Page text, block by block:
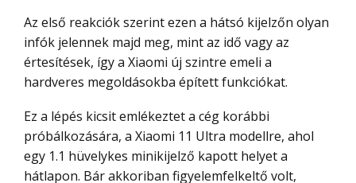
Az első reakciók szerint ezen a hátsó kijelzőn olyan
infók jelennek majd meg, mint az idő vagy az
értesítések, így a Xiaomi új szintre emeli a
hardveres megoldásokba épített funkciókat.
Ez a lépés kicsit emlékeztet a cég korábbi
próbálkozására, a Xiaomi 11 Ultra modellre, ahol
egy 1.1 hüvelykes minikijelző kapott helyet a
hátlapon. Bár akkoriban figyelemfelkeltő volt,